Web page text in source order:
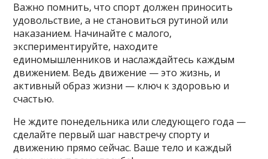
Важно помнить, что спорт должен приносить
удовольствие, а не становиться рутиной или
наказанием. Начинайте с малого,
экспериментируйте, находите
единомышленников и наслаждайтесь каждым
движением. Ведь движение — это жизнь, и
активный образ жизни — ключ к здоровью и
счастью.
Не ждите понедельника или следующего года —
сделайте первый шаг навстречу спорту и
движению прямо сейчас. Ваше тело и каждый